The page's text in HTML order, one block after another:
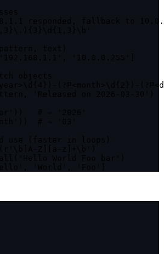
responded, fallback to
(?P<month>\d{2})-